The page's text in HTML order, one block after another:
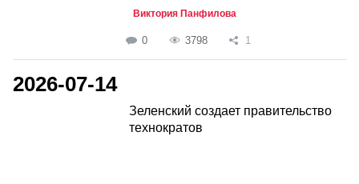
Виктория Панфилова
0 3798 1
2026-07-14
Зеленский создает правительство
технократов